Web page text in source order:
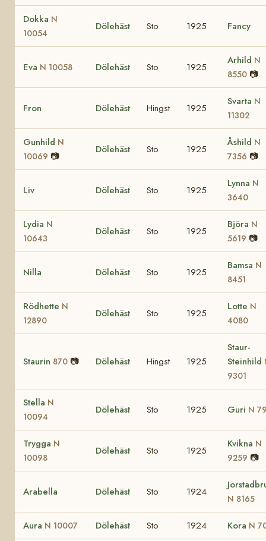
Dokka N
10054
Dölehäst Sto 1925 Fancy
Eva N 10058 Dölehäst Sto 1925
Arhild N
8550 📷
Fron Dölehäst Hingst 1925
Svarta N
11302
Gunhild N
10069 📷
Dölehäst Sto 1925
Åshild N
7356 📷
Liv Dölehäst Sto 1925
Lynna N
3640
Lydia N
10643
Dölehäst Sto 1925
Björa N
5619 📷
Nilla Dölehäst Sto 1925
Bamsa N
8451
Rödhette N
12890
Dölehäst Sto 1925
Lotte N
4080
Staurin 870 📷 Dölehäst Hingst 1925
Staur-
Steinhild
9301
Stella N
10094
Dölehäst Sto 1925 Guri N
Trygga N
10098
Dölehäst Sto 1925
Kvikna N
9259 📷
Arabella Dölehäst Sto 1924
N 8165
Aura N 10007 Dölehäst Sto 1924 Kora N